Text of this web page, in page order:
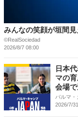
みんなの笑顔が垣間見
©RealSociedad
2026/8/7 08:00
日本
マの
会場
パルマ・
2026/7/